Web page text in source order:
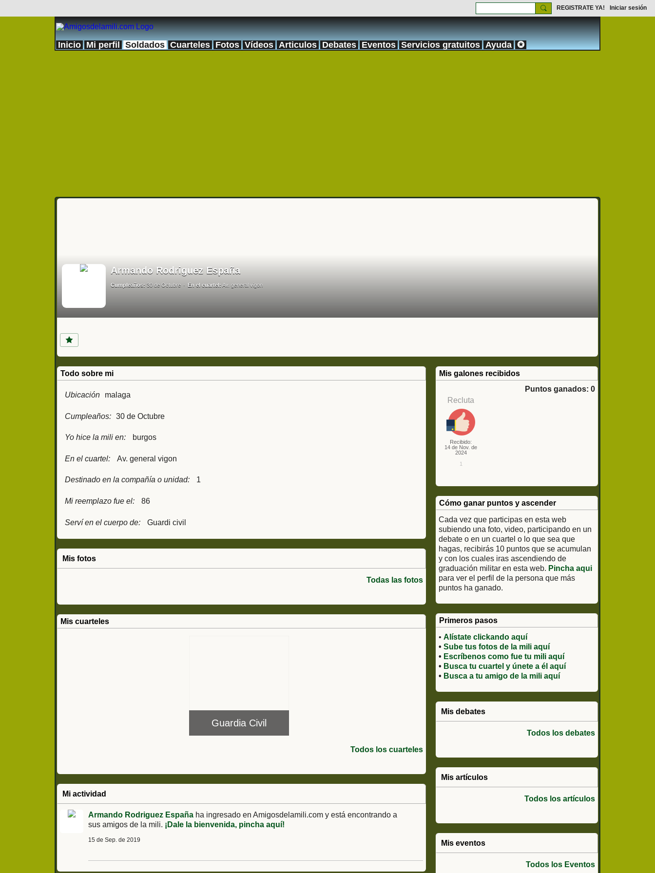
REGISTRATE YA! Iniciar sesión
Inicio Mi perfil Soldados Cuarteles Fotos Vídeos Articulos Debates Eventos Servicios gratuitos Ayuda ✪
Armando Rodriguez España
Cumpleaños: 30 de Octubre En el cuartel: Av. general vigon
Todo sobre mi
Ubicación malaga
Cumpleaños: 30 de Octubre
Yo hice la mili en: burgos
En el cuartel: Av. general vigon
Destinado en la compañía o unidad: 1
Mi reemplazo fue el: 86
Serví en el cuerpo de: Guardi civil
Mis fotos
Todas las fotos
Mis cuarteles
Guardia Civil
Todos los cuarteles
Mi actividad
Armando Rodriguez España ha ingresado en Amigosdelamili.com y está encontrando a
sus amigos de la mili. ¡Dale la bienvenida, pincha aquí!
15 de Sep. de 2019
Mis galones recibidos
Puntos ganados: 0
Recluta
Recibido:
14 de Nov. de
2024
1
Cómo ganar puntos y ascender
Cada vez que participas en esta web
subiendo una foto, video, participando en un
debate o en un cuartel o lo que sea que
hagas, recibirás 10 puntos que se acumulan
y con los cuales iras ascendiendo de
graduación militar en esta web. Pincha aqui
para ver el perfil de la persona que más
puntos ha ganado.
Primeros pasos
• Alístate clickando aquí
• Sube tus fotos de la mili aquí
• Escríbenos como fue tu mili aquí
• Busca tu cuartel y únete a él aquí
• Busca a tu amigo de la mili aquí
Mis debates
Todos los debates
Mis artículos
Todos los artículos
Mis eventos
Todos los Eventos